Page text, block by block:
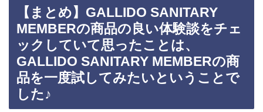
【まとめ】GALLIDO SANITARY
MEMBERの商品の良い体験談をチェ
ックしていて思ったことは、
GALLIDO SANITARY MEMBERの商
品を一度試してみたいということで
した♪